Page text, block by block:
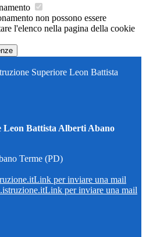
non possono essere
l'elenco nella pagina della cookie
Superiore Leon Battista
Battista Alberti Abano
Terme (PD)
Link per inviare una mail
Link per inviare una mail